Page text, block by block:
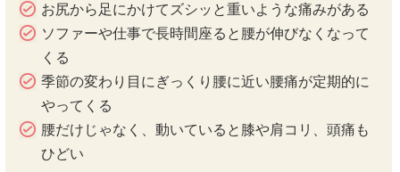
お尻から足にかけてズシッと重いような痛みがある
ソファーや仕事で長時間座ると腰が伸びなくなって
くる
季節の変わり目にぎっくり腰に近い腰痛が定期的に
やってくる
腰だけじゃなく、動いていると膝や肩コリ、頭痛も
ひどい